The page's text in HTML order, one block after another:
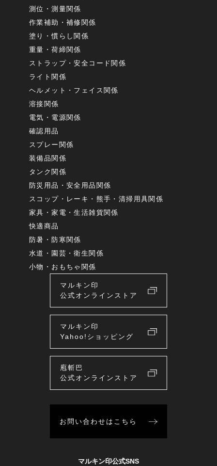
測位・測量関係
作業補助・補修関係
塗り・慣らし関係
重量・荷締関係
ストラップ・安全コード関係
ライト関係
ヘルメット・フェイス関係
溶接関係
電気・電源関係
確認用品
スプレー関係
装備品関係
タンク関係
防災用品・安全用品関係
スコップ・レーキ・熊手・清掃用具関係
家具・家電・生活雑貨関係
快適商品
防暑・防寒関係
水道・園芸・衛生関係
小物・おもちゃ関係
マルキン印
公式オンラインストア
マルキン印
Yahoo!ショッピング
庖斬巴
公式オンラインストア
お問い合わせはこちら
マルキン印公式SNS